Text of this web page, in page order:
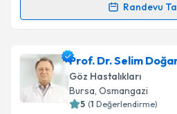
Randevu
Randevu Takvimi Talebi
Op. Dr. Alper Bayraktar
oluşturun. Size bu uzmandan
takvim hazırlandığında e-
Prof. Dr. Selim
Göz Hastalıkları
Bursa, Osmangazi
5 (1 Değerlendirme)